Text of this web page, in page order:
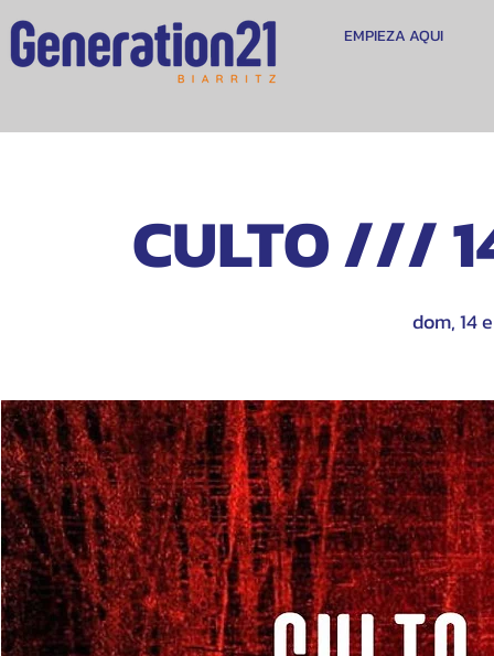
EMPIEZA AQUI
CULTO ///
dom, 14